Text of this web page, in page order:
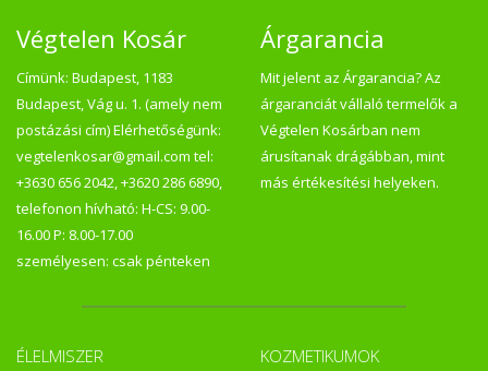
Végtelen Kosár
Címünk: Budapest, 1183
Budapest, Vág u. 1. (amely nem
postázási cím) Elérhetőségünk:
vegtelenkosar@gmail.com tel:
+3630 656 2042, +3620 286 6890,
telefonon hívható: H-CS: 9.00-
16.00 P: 8.00-17.00
személyesen: csak pénteken
Árgarancia
Mit jelent az Árgarancia? Az
árgaranciát vállaló termelők a
Végtelen Kosárban nem
árusítanak drágábban, mint
más értékesítési helyeken.
ÉLELMISZER KOZMETIKUMOK